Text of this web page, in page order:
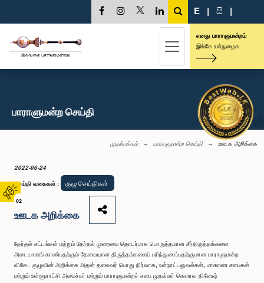
02
E | සි |
எனது பாராளுமன்றம்
இங்கே உள்நுழைக
பாராளுமன்ற செய்தி
முதற்பக்கம் பாராளுமன்ற செய்தி ஊடக அறிக்கை
2022-06-24
செய்தி வகைகள் : குழு செய்திகள்
ஊடக அறிக்கை
தேர்தல் சட்டங்கள் மற்றும் தேர்தல் முறைமை தொடர்பாக பொருத்தமான சீர்திருத்தங்களை
அடையாளங் காண்பதற்கும் தேவையான திருத்தங்களைப் பரிந்துரைப்பதற்குமான பாராளுமன்ற
விசேட குழுவின் அறிக்கை அதன் தலைவர் பொது நிர்வாக, உள்நாட்டலுவல்கள், மாகாண சபைகள்
மற்றும் உள்ளூராட்சி அமைச்சர் மற்றும் பாராளுமன்றச் சபை முதல்வர் கௌரவ தினேஷ்